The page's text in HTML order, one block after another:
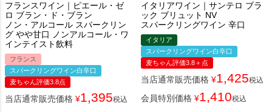
フランスワイン｜ピエール・ゼ
ロ ブラン・ド・ブラン
ノン・アルコール スパークリン
グ やや甘口 ノンアルコール・ワ
インテイスト飲料
フランス
スパークリングワイン白辛口
麦ちゃん評価3.8点
当店通常販売価格 ¥1,395税込
イタリアワイン｜サンテロ ブラ
ック ブリュット NV
スパークリングワイン 辛口
イタリア
スパークリングワイン白辛口
麦ちゃん評価3.8＋点
当店通常販売価格 ¥1,425税込
会員特別価格 ¥1,410税込